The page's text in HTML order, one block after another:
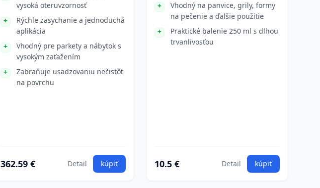
vysoká oteruvzornosť
Rýchle zasychanie a jednoduchá
aplikácia
Vhodný pre parkety a nábytok s
vysokým zaťažením
Zabraňuje usadzovaniu nečistôt
na povrchu
362.59 € Detail kúpiť
Vhodný na panvice, grily, formy
na pečenie a ďalšie použitie
Praktické balenie 250 ml s dlhou
trvanlivosťou
10.5 € Detail kúpiť